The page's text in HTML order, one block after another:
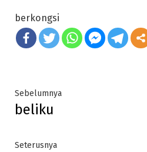
berkongsi
Post
navigation
SebelumnyaPrevious
beliku
SeterusnyaNext